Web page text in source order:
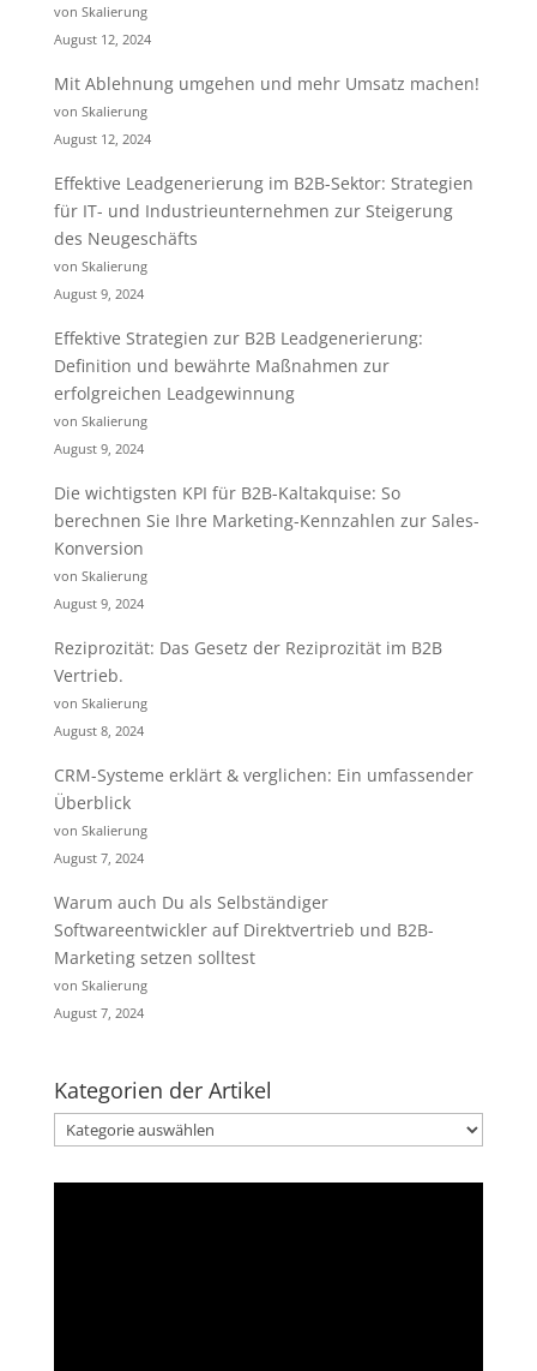
von Skalierung
August 12, 2024
Mit Ablehnung umgehen und mehr Umsatz machen!
von Skalierung
August 12, 2024
Effektive Leadgenerierung im B2B-Sektor: Strategien
für IT- und Industrieunternehmen zur Steigerung
des Neugeschäfts
von Skalierung
August 9, 2024
Effektive Strategien zur B2B Leadgenerierung:
Definition und bewährte Maßnahmen zur
erfolgreichen Leadgewinnung
von Skalierung
August 9, 2024
Die wichtigsten KPI für B2B-Kaltakquise: So
berechnen Sie Ihre Marketing-Kennzahlen zur Sales-
Konversion
von Skalierung
August 9, 2024
Reziprozität: Das Gesetz der Reziprozität im B2B
Vertrieb.
von Skalierung
August 8, 2024
CRM-Systeme erklärt & verglichen: Ein umfassender
Überblick
von Skalierung
August 7, 2024
Warum auch Du als Selbständiger
Softwareentwickler auf Direktvertrieb und B2B-
Marketing setzen solltest
von Skalierung
August 7, 2024
Kategorien der Artikel
Kategorien
der
Artikel